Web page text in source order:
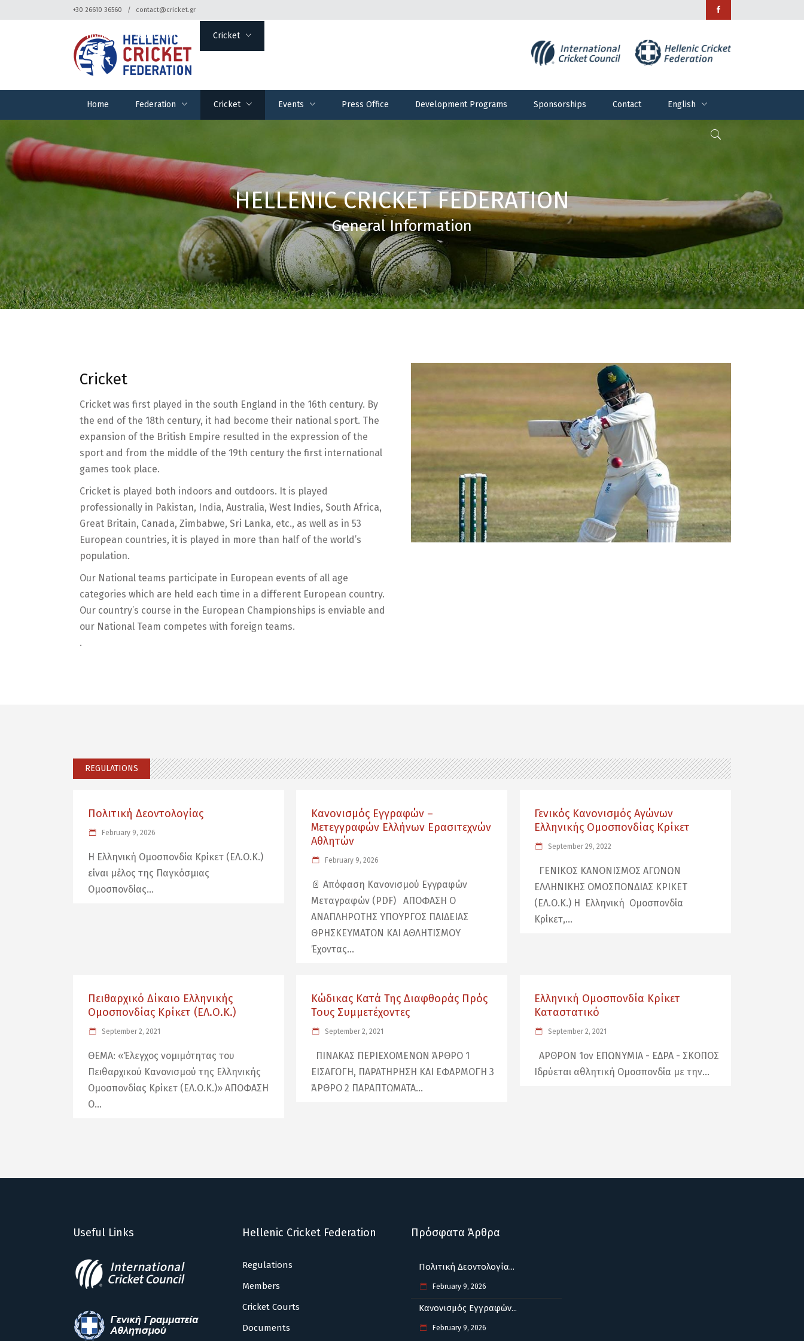
+30 26610 36560 contact@cricket.gr
Home Federation Cricket Events Press Office Development Programs Sponsorships Contact English
Home Federation Cricket
HELLENIC CRICKET FEDERATION
General Information
Cricket
Cricket was first played in the south England in the 16th century. By
the end of the 18th century, it had become their national sport. The
expansion of the British Empire resulted in the expression of the
sport and from the middle of the 19th century the first international
games took place.
Cricket is played both indoors and outdoors. It is played
professionally in Pakistan, India, Australia, West Indies, South Africa,
Great Britain, Canada, Zimbabwe, Sri Lanka, etc., as well as in 53
European countries, it is played in more than half of the world’s
population.
Our National teams participate in European events of all age
categories which are held each time in a different European country.
Our country’s course in the European Championships is enviable and
our National Team competes with foreign teams.
.
REGULATIONS
Πολιτική Δεοντολογίας
February 9, 2026
Η Ελληνική Ομοσπονδία Κρίκετ (ΕΛ.Ο.Κ.)
είναι μέλος της Παγκόσμιας
Ομοσπονδίας
Κανονισμός Εγγραφών –
Μετεγγραφών Ελλήνων Ερασιτεχνών
Αθλητών
February 9, 2026
📄 Απόφαση Κανονισμού Εγγραφών
Μεταγραφών (PDF) ΑΠΟΦΑΣΗ Ο
ΑΝΑΠΛΗΡΩΤΗΣ ΥΠΟΥΡΓΟΣ ΠΑΙΔΕΙΑΣ
ΘΡΗΣΚΕΥΜΑΤΩΝ ΚΑΙ ΑΘΛΗΤΙΣΜΟΥ
Έχοντας
Γενικός Κανονισμός Αγώνων
Ελληνικής Ομοσπονδίας Κρίκετ
September 29, 2022
ΓΕΝΙΚΟΣ ΚΑΝΟΝΙΣΜΟΣ ΑΓΩΝΩΝ
ΕΛΛΗΝΙΚΗΣ ΟΜΟΣΠΟΝΔΙΑΣ ΚΡΙΚΕΤ
(ΕΛ.Ο.Κ.) Η Ελληνική Ομοσπονδία
Κρίκετ,
Πειθαρχικό Δίκαιο Ελληνικής
Ομοσπονδίας Κρίκετ (ΕΛ.Ο.Κ.)
September 2, 2021
ΘΕΜΑ: «Έλεγχος νομιμότητας του
Πειθαρχικού Κανονισμού της Ελληνικής
Ομοσπονδίας Κρίκετ (ΕΛ.Ο.Κ.)» ΑΠΟΦΑΣΗ
Ο
Κώδικας Κατά Της Διαφθοράς Πρός
Τους Συμμετέχοντες
September 2, 2021
ΠΙΝΑΚΑΣ ΠΕΡΙΕΧΟΜΕΝΩΝ ΆΡΘΡΟ 1
ΕΙΣΑΓΩΓΗ, ΠΑΡΑΤΗΡΗΣΗ ΚΑΙ ΕΦΑΡΜΟΓΗ 3
ΆΡΘΡΟ 2 ΠΑΡΑΠΤΩΜΑΤΑ
Ελληνική Ομοσπονδία Κρίκετ
Καταστατικό
September 2, 2021
ΑΡΘΡΟΝ 1ον ΕΠΩΝΥΜΙΑ - ΕΔΡΑ - ΣΚΟΠΟΣ
Ιδρύεται αθλητική Ομοσπονδία με την
Useful Links Hellenic Cricket Federation
Regulations
Members
Cricket Courts
Documents
Πρόσφατα Άρθρα
Πολιτική Δεοντολογία...
February 9, 2026
Κανονισμός Εγγραφών...
February 9, 2026